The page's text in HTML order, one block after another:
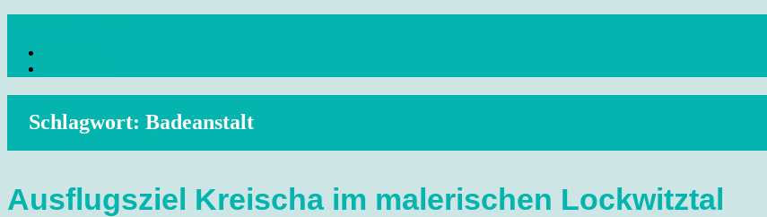
content
Reisetipps Dresden, Sehenswürdigkeiten, Ausflugsziele Sachsen, Veranstaltungen, Wandern, Kunst und Kultur im schönen Elbflorenz..
Schlagwort: Badeanstalt
Ausflugsziel Kreischa im malerischen Lockwitztal